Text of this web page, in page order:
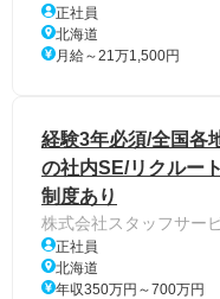
正社員
北海道
月給～21万1,500円
経験3年必須/全国各
の社内SE/リクルー
制度あり
株式会社スタッフサー
正社員
北海道
年収350万円～700万円